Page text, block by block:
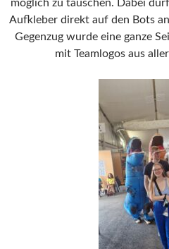
möglich zu tauschen. Dabei
Aufkleber direkt auf den Bots
Gegenzug wurde eine ganze
mit Teamlogos aus